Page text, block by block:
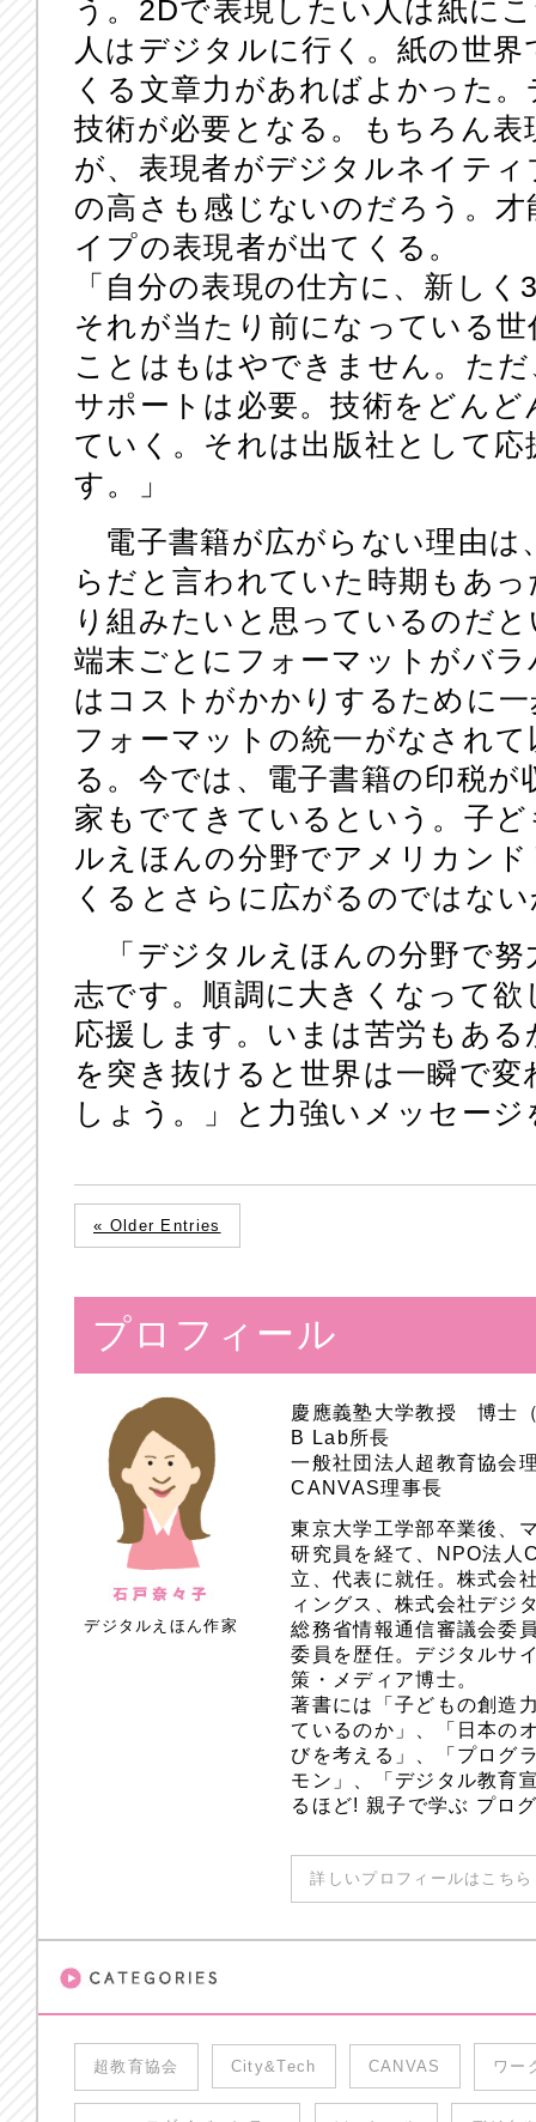
う。2Dで表現したい人は紙に
人はデジタルに行く。紙の世
くる文章力があればよかった
技術が必要となる。もちろん
が、表現者がデジタルネイテ
の高さも感じないのだろう。
イプの表現者が出てくる。
「自分の表現の仕方に、新し
それが当たり前になっている
ことはもはやできません。た
サポートは必要。技術をどん
ていく。それは出版社として
す。」
電子書籍が広がらない理由は
らだと言われていた時期もあ
り組みたいと思っているのだ
端末ごとにフォーマットがバ
はコストがかかりするために
フォーマットの統一がなされ
る。今では、電子書籍の印税
家もでてきているという。子
ルえほんの分野でアメリカン
くるとさらに広がるのではな
「デジタルえほんの分野で努
志です。順調に大きくなって
応援します。いまは苦労もあ
を突き抜けると世界は一瞬で
しょう。」と力強いメッセー
« Older Entries
プロフィール
デジタルえほん作家
慶應義塾大学教授 博士
B Lab所長
一般社団法人超教育協会
CANVAS理事長
東京大学工学部卒業後、
研究員を経て、NPO法人
立、代表に就任。株式会
ィングス、株式会社デジ
総務省情報通信審議会委
委員を歴任。デジタルサ
策・メディア博士。
著書には「子どもの創造
ているのか」、「日本の
びを考える」、「プログ
モン」、「デジタル教育
るほど! 親子で学ぶ プロ
詳しいプロフィールはこち
超教育協会 City&Tech CANVAS ワー